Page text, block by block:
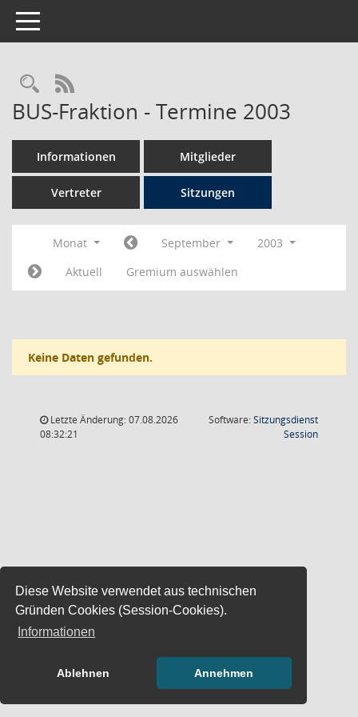
Diese Website verwendet aus technischen
Gründen Cookies (Session-Cookies).
Informationen
Ablehnen Annehmen
Toggle navigation
Rechercheauswahl
RSS-Feed
BUS-Fraktion - Termine 2003
Informationen Mitglieder
Vertreter Sitzungen
Monat September
2003
Aktuell
Gremium auswählen
Keine Daten gefunden.
Letzte Änderung: 07.08.2026
08:32:21
Software:Sitzungsdienst
Session(Wird in